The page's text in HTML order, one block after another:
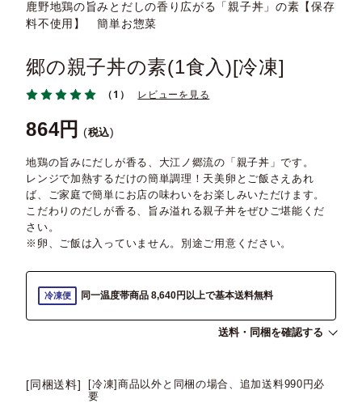
鹿野地鶏の旨みとだしの香り広がる「親子丼」の素【保存
料不使用】 簡単お惣菜
郷の親子丼の素(1食入)[冷凍]
（1） レビューを見る
864 税込
地鶏の旨みにだしが香る、大江ノ郷流の「親子丼」です。
レンジで加熱するだけの簡単調理！天美卵とご飯さえあれ
ば、ご家庭で簡単にお店の味わいをお楽しみいただけます。
こだわりのだしが香る、旨み溢れる親子丼をぜひご堪能くだ
さい。
※卵、ご飯は入っていません。別途ご用意ください。
冷凍便 同一温度帯商品 8,640円以上で基本送料無料
送料・同梱を確認する
[同梱送料]
[冷凍]商品以外と同梱の場合、追加送料990円必
要